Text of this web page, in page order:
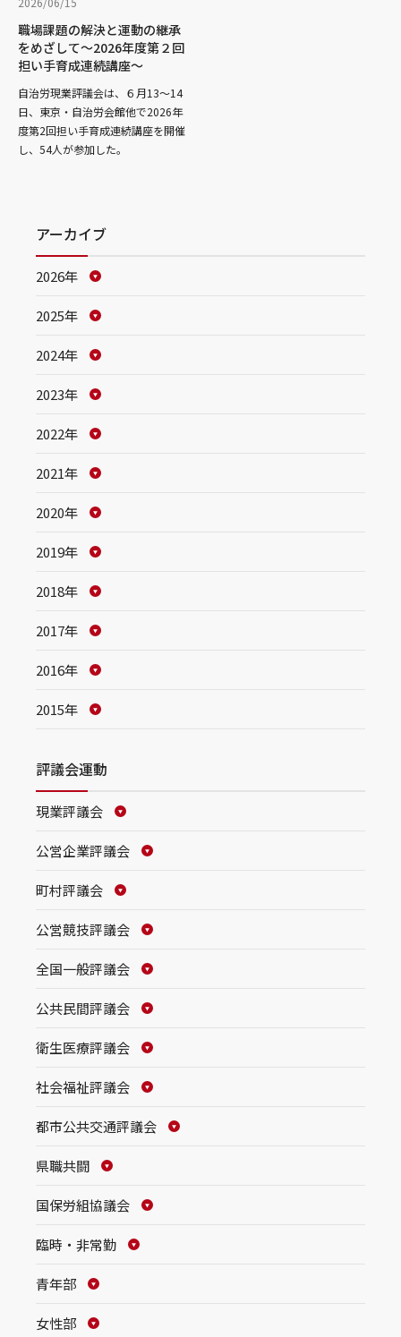
職場課題の解決と運動の継承
をめざして～2026年度第２回
担い手育成連続講座～
自治労現業評議会は、６月13～14
日、東京・自治労会館他で2026年
度第2回担い手育成連続講座を開催
し、54人が参加した。
アーカイブ
2026年
2025年
2024年
2023年
2022年
2021年
2020年
2019年
2018年
2017年
2016年
2015年
評議会運動
現業評議会
公営企業評議会
町村評議会
公営競技評議会
全国一般評議会
公共民間評議会
衛生医療評議会
社会福祉評議会
都市公共交通評議会
県職共闘
国保労組協議会
臨時・非常勤
青年部
女性部